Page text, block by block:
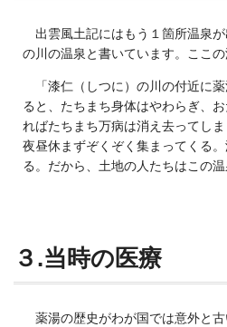
出雲風土記にはもう１箇所温泉が
の川の温泉と書いています。ここ
「漆仁（しつに）の川の付近に
ると、たちまち身体はやわらぎ、
ればたちまち万病は消え去ってし
夜昼休まずぞくぞく集まってくる
る。だから、土地の人たちはこの温
３.当時の医療
薬湯の歴史がわが国では意外と